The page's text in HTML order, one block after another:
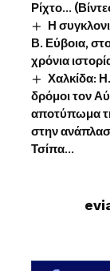
Ρίχτο…
Η
Β. Εύβοια,
χρόνια
Χαλκίδα:
δρόμοι τον
αποτύπωμα
στην
Τσίπα…